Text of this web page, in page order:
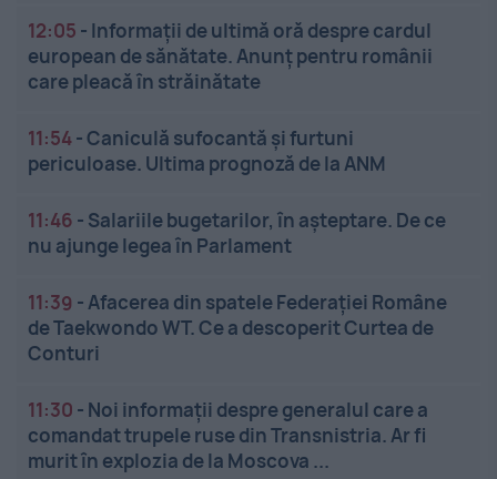
12:05 - Informații de ultimă oră despre cardul
european de sănătate. Anunț pentru românii
care pleacă în străinătate
11:54-Caniculă sufocantă și furtuni
periculoase. Ultima prognoză de la ANM
11:46 - Salariile bugetarilor, în așteptare. De ce
nu ajunge legea în Parlament
11:39 -Afacerea din spatele Federației Române
de Taekwondo WT. Ce a descoperit Curtea de
Conturi
11:30 - Noi informații despre generalul care a
comandat trupele ruse din Transnistria. Ar fi
murit în explozia de la Moscova ...